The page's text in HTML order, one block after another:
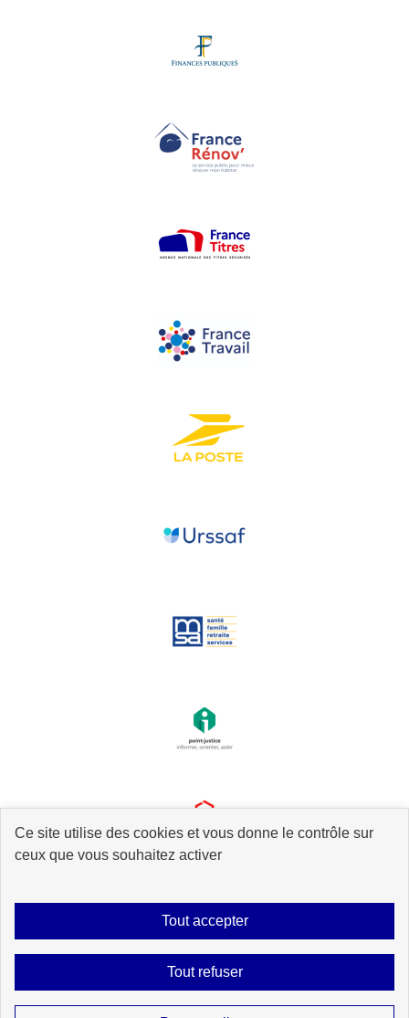
Ce site utilise des cookies et vous donne le contrôle sur
ceux que vous souhaitez activer
Tout accepter
Tout refuser
Plan du site Accessibilité : partiellement conforme Mentions légales
Gestion des cookies